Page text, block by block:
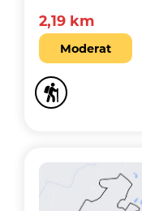
2,19 km
Moderat